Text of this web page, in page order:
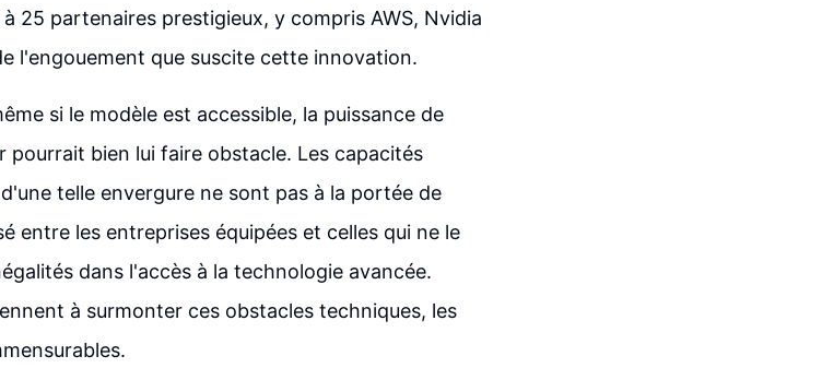
25 partenaires prestigieux, y compris AWS, Nvidia
l'engouement que suscite cette innovation.
si le modèle est accessible, la puissance de
pourrait bien lui faire obstacle. Les capacités
telle envergure ne sont pas à la portée de
entre les entreprises équipées et celles qui ne le
dans l'accès à la technologie avancée.
à surmonter ces obstacles techniques, les